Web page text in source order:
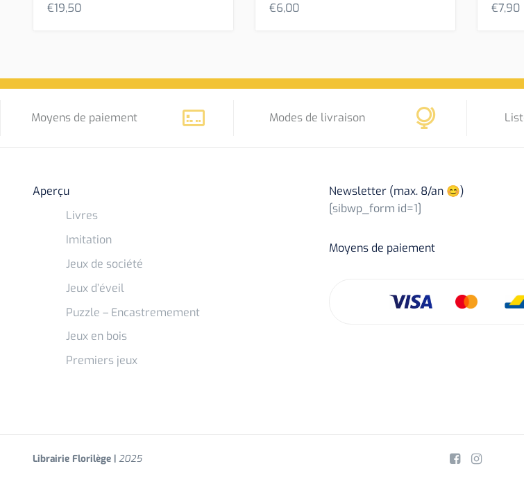
€19,50 €6,00 €7,90
Moyens de paiement Modes de livraison
Aperçu
Livres
Imitation
Jeux de société
Jeux d’éveil
Puzzle – Encastremement
Jeux en bois
Premiers jeux
Newsletter (max. 8/an 😊)
[sibwp_form id=1]
Moyens de paiement
Librairie Florilège | 2025